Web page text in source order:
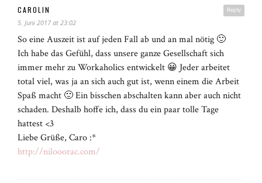
Reply
CAROLIN
5. Juni 2017 at 23:02
So eine Auszeit ist auf jeden Fall ab und an mal nötig 🙂
Ich habe das Gefühl, dass unsere ganze Gesellschaft sich
immer mehr zu Workaholics entwickelt 😀 Jeder arbeitet
total viel, was ja an sich auch gut ist, wenn einem die Arbeit
Spaß macht 🙂 Ein bisschen abschalten kann aber auch nicht
schaden. Deshalb hoffe ich, dass du ein paar tolle Tage
hattest <3
Liebe Grüße, Caro :*
http://nilooorac.com/